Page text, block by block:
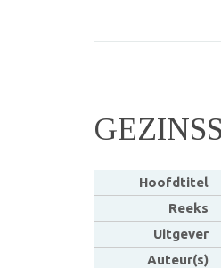
Hoofdtitel
Reeks
Uitgever
Auteur(s)